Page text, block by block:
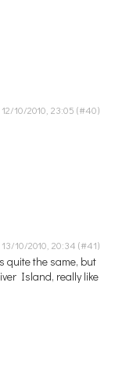
12/10/2010, 23:05
13/10/2010, 20:34
quite the same, but
Island, really like